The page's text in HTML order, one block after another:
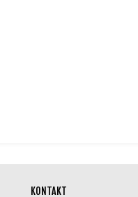
KONTAKT